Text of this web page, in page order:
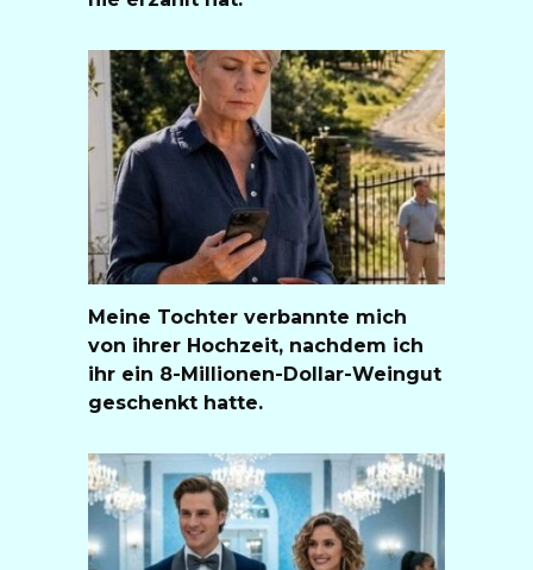
Meine Tochter verbannte mich
von ihrer Hochzeit, nachdem ich
ihr ein 8-Millionen-Dollar-Weingut
geschenkt hatte.